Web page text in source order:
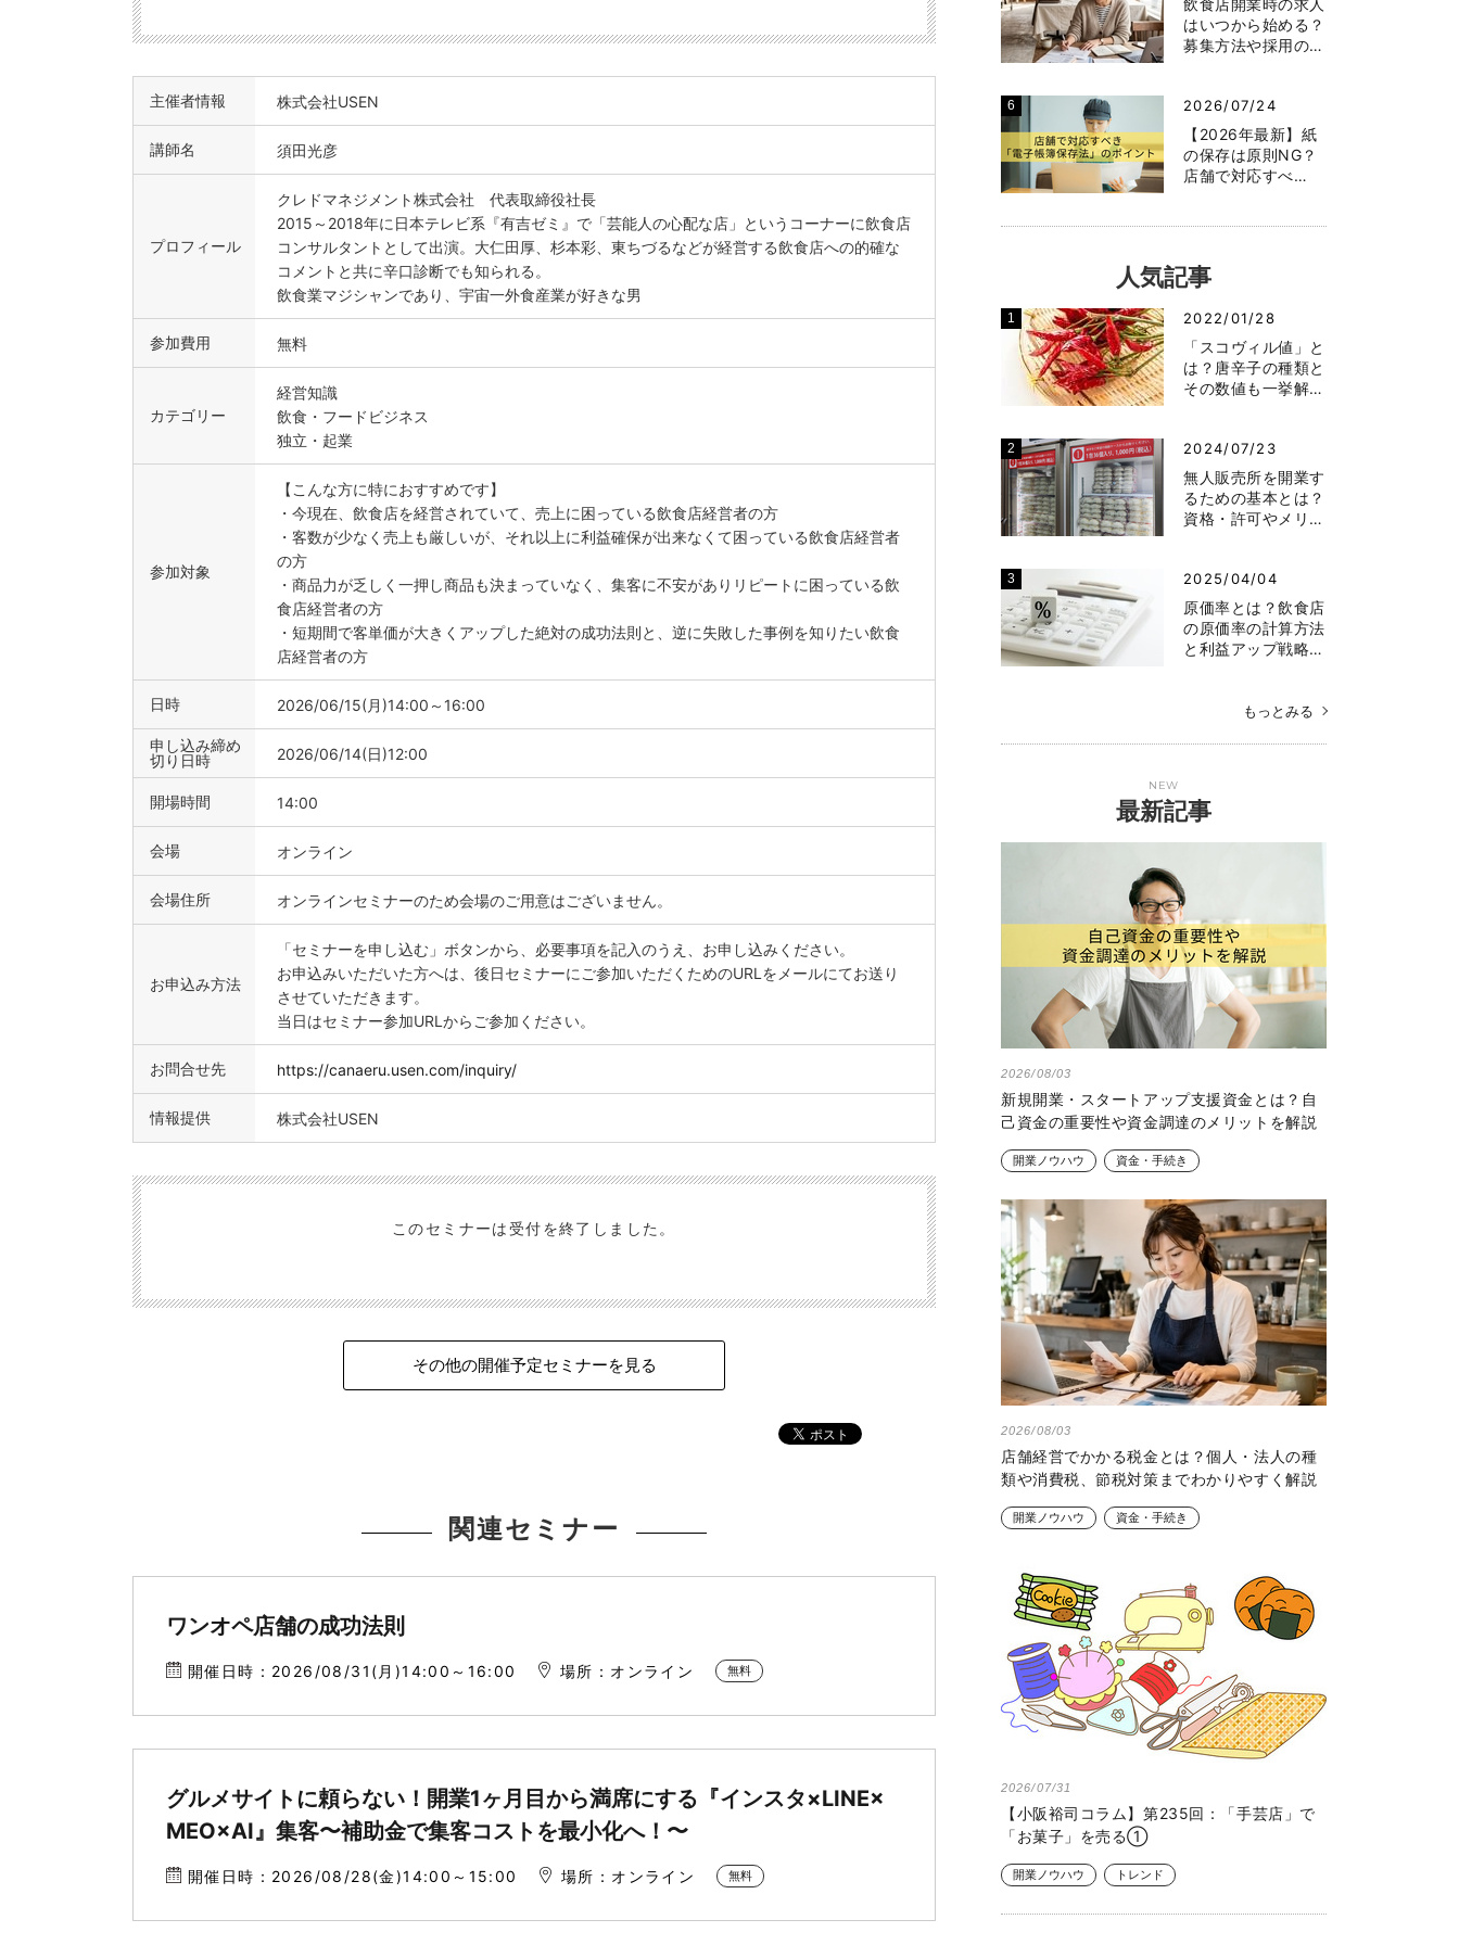
主催者情報 株式会社USEN
講師名 須田光彦
プロフィール
クレドマネジメント株式会社 代表取締役社長
2015～2018年に日本テレビ系『有吉ゼミ』で「芸能人の心配な店」というコーナーに飲食店
コンサルタントとして出演。大仁田厚、杉本彩、東ちづるなどが経営する飲食店への的確な
コメントと共に辛口診断でも知られる。
飲食業マジシャンであり、宇宙一外食産業が好きな男
参加費用 無料
カテゴリー
経営知識
飲食・フードビジネス
独立・起業
参加対象
【こんな方に特におすすめです】
・今現在、飲食店を経営されていて、売上に困っている飲食店経営者の方
・客数が少なく売上も厳しいが、それ以上に利益確保が出来なくて困っている飲食店経営者
の方
・商品力が乏しく一押し商品も決まっていなく、集客に不安がありリピートに困っている飲
食店経営者の方
・短期間で客単価が大きくアップした絶対の成功法則と、逆に失敗した事例を知りたい飲食
店経営者の方
日時 2026/06/15(月)14:00～16:00
申し込み締め
切り日時
2026/06/14(日)12:00
開場時間 14:00
会場 オンライン
会場住所 オンラインセミナーのため会場のご用意はございません。
お申込み方法
「セミナーを申し込む」ボタンから、必要事項を記入のうえ、お申し込みください。
お申込みいただいた方へは、後日セミナーにご参加いただくためのURLをメールにてお送り
させていただきます。
当日はセミナー参加URLからご参加ください。
お問合せ先 https://canaeru.usen.com/inquiry/
情報提供 株式会社USEN
このセミナーは受付を終了しました。
その他の開催予定セミナーを見る
関連セミナー
ワンオペ店舗の成功法則
開催日時：2026/08/31(月)14:00～16:00 場所：オンライン 無料
グルメサイトに頼らない！開業1ヶ月目から満席にする『インスタ×LINE×
MEO×AI』集客〜補助金で集客コストを最小化へ！〜
開催日時：2026/08/28(金)14:00～15:00 場所：オンライン 無料
はいつから始める？
募集方法や採用の…
2026/07/24
【2026年最新】紙
の保存は原則NG？
店舗で対応すべ…
人気記事
2022/01/28
「スコヴィル値」と
は？唐辛子の種類と
その数値も一挙解…
2024/07/23
無人販売所を開業す
るための基本とは？
資格・許可やメリ…
2025/04/04
原価率とは？飲食店
の原価率の計算方法
と利益アップ戦略…
もっとみる
NEW
最新記事
2026/08/03
新規開業・スタートアップ支援資金とは？自
己資金の重要性や資金調達のメリットを解説
開業ノウハウ 資金・手続き
2026/08/03
店舗経営でかかる税金とは？個人・法人の種
類や消費税、節税対策までわかりやすく解説
開業ノウハウ 資金・手続き
2026/07/31
【小阪裕司コラム】第235回：「手芸店」で
「お菓子」を売る①
開業ノウハウ トレンド